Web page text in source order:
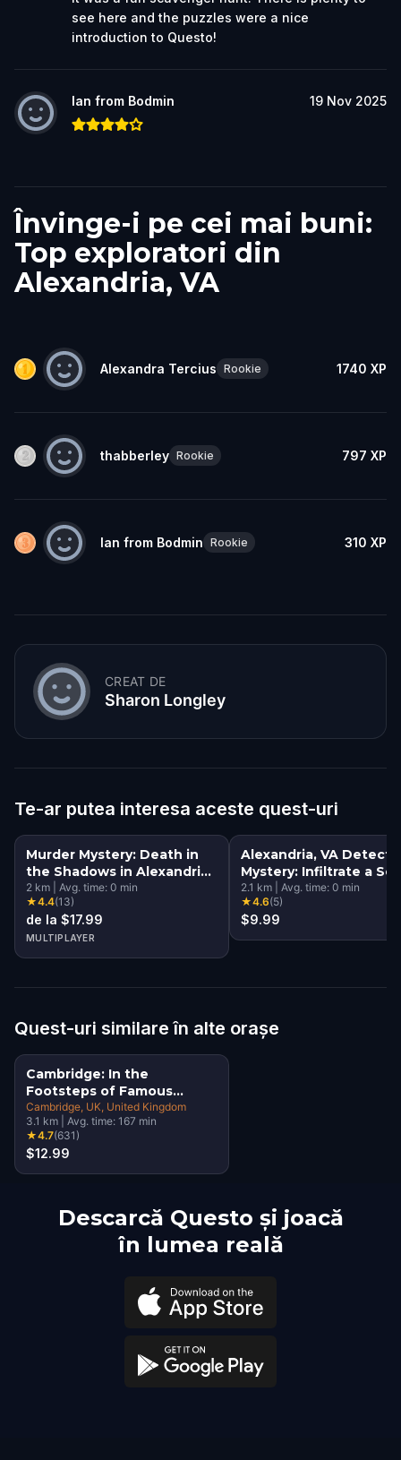
see here and the puzzles were a nice
introduction to Questo!
Ian from Bodmin 19 Nov 2025
Învinge-i pe cei mai buni:
Top exploratori din
Alexandria, VA
Alexandra Tercius Rookie 1740 XP
thabberley Rookie 797 XP
Ian from Bodmin Rookie 310 XP
CREAT DE
Sharon Longley
Te-ar putea interesa aceste quest-uri
Murder Mystery: Death in
the Shadows in Alexandria,
VA
2 km Avg. time: 0 min
★4.4(13)
de la $17.99
MULTIPLAYER
Alexandria, VA
Mystery: Infiltrate a
Society!
2.1 km Avg. time: 0 min
★4.6(5)
$9.99
Quest-uri similare în alte orașe
Cambridge: In the
Footsteps of Famous
Alumni Walking Tour &
Escape Game
Cambridge, UK , United Kingdom
3.1 km Avg. time: 167 min
★4.7(631)
$12.99
Descarcă Questo și joacă
în lumea reală